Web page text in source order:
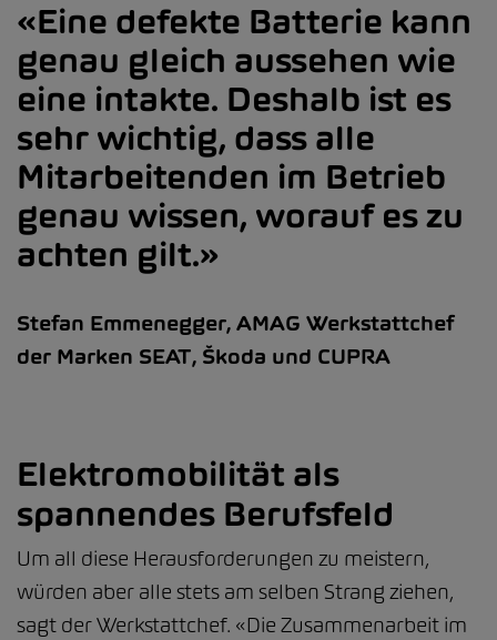
Eine defekte Batterie kann
genau gleich aussehen wie
eine intakte. Deshalb ist es
sehr wichtig, dass alle
Mitarbeitenden im Betrieb
genau wissen, worauf es zu
achten gilt.
Stefan Emmenegger, AMAG Werkstattchef
der Marken SEAT, Škoda und CUPRA
Elektromobilität als
spannendes Berufsfeld
Um all diese Herausforderungen zu meistern,
würden aber alle stets am selben Strang ziehen,
sagt der Werkstattchef. «Die Zusammenarbeit im